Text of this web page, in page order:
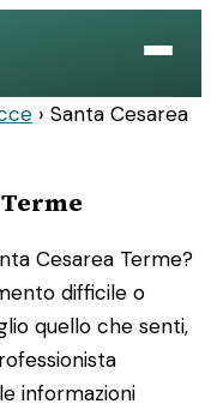
› Santa Cesarea
Cesarea Terme?
difficile o
quello che senti,
informazioni